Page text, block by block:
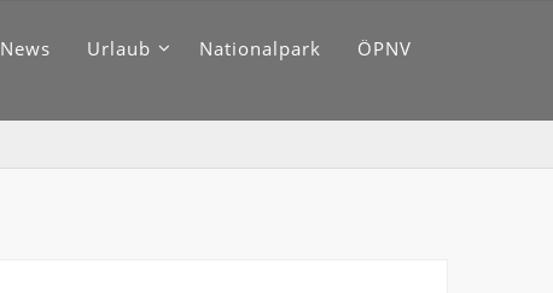
News Urlaub Nationalpark ÖPNV